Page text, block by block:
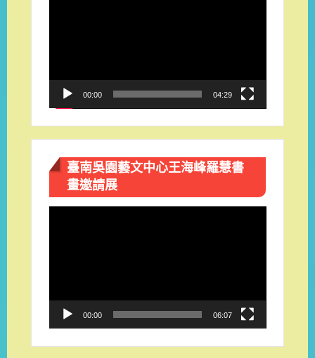
00:00 04:29
臺南吳園藝文中心王海峰羅慧書
畫邀請展
00:00 06:07